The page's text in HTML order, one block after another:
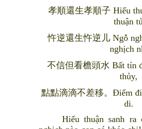
孝順還生孝順子 Hiếu
thuận
忤逆還生忤逆儿 Ngỗ
nghịch
不信但看檐頭水 Bất tín
thủy,
點點滴滴不差移。Điểm
di.
Hiếu thuận sanh ra